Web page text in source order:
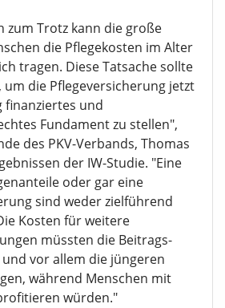
zum Trotz kann die große
die Pflegekosten im Alter
tragen. Diese Tatsache sollte
um die Pflegeversicherung jetzt
finanziertes und
Fundament zu stellen",
des PKV-Verbands, Thomas
der IW-Studie. "Eine
oder gar eine
sind weder zielführend
Kosten für weitere
müssten die Beitrags-
vor allem die jüngeren
während Menschen mit
würden."